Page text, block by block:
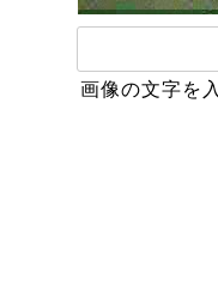
画像の文字を